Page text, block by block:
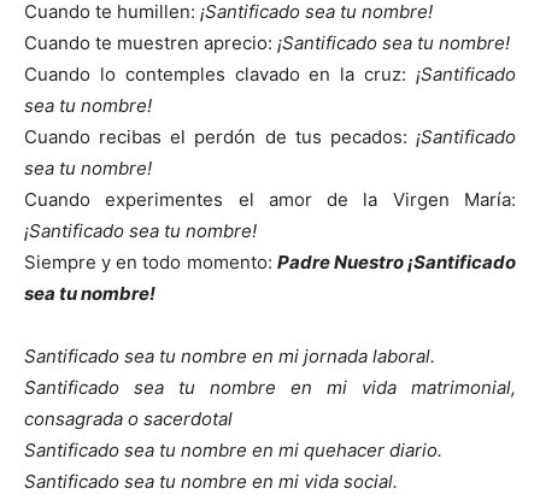
Cuando te humillen: ¡Santificado sea tu nombre!
Cuando te muestren aprecio: ¡Santificado sea tu nombre!
Cuando lo contemples clavado en la cruz: ¡Santificado
sea tu nombre!
Cuando recibas el perdón de tus pecados: ¡Santificado
sea tu nombre!
Cuando experimentes el amor de la Virgen María:
¡Santificado sea tu nombre!
Siempre y en todo momento: Padre Nuestro ¡Santificado
sea tu nombre!
Santificado sea tu nombre en mi jornada laboral.
Santificado sea tu nombre en mi vida matrimonial,
consagrada o sacerdotal
Santificado sea tu nombre en mi quehacer diario.
Santificado sea tu nombre en mi vida social.